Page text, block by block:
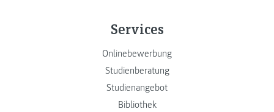
Services
Onlinebewerbung
Studienberatung
Studienangebot
Bibliothek